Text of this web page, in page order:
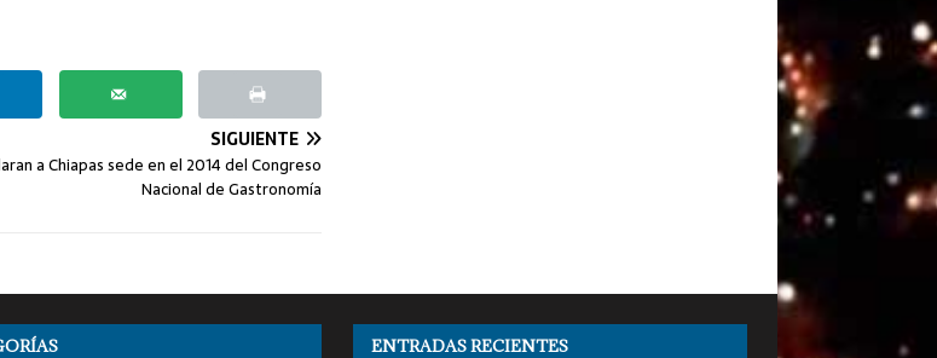
SIGUIENTE
a Chiapas sede en el 2014 del Congreso
Nacional de Gastronomía
ENTRADAS RECIENTES